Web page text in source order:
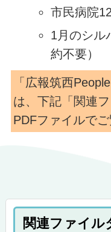
市民病院
1月のシル
約不要）
「広報筑西
は、下記「関連
PDFファイルでご
関連ファイル